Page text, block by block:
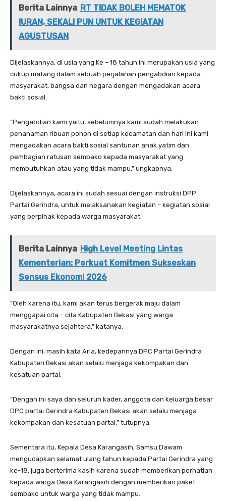
Berita Lainnya RT TIDAK BOLEH MEMATOK
IURAN, SEKALI PUN UNTUK KEGIATAN
AGUSTUSAN
Dijelaskannya, di usia yang Ke – 18 tahun ini merupakan usia yang
cukup matang dalam sebuah perjalanan pengabdian kepada
masyarakat, bangsa dan negara dengan mengadakan acara
bakti sosial.
“Pengabdian kami yaitu, sebelumnya kami sudah melakukan
penanaman ribuan pohon di setiap kecamatan dan hari ini kami
mengadakan acara bakti sosial santunan anak yatim dan
pembagian ratusan sembako kepada masyarakat yang
membutuhkan atau yang tidak mampu,” ungkapnya.
Dijelaskannya, acara ini sudah sesuai dengan instruksi DPP
Partai Gerindra, untuk melaksanakan kegiatan – kegiatan sosial
yang berpihak kepada warga masyarakat.
Berita Lainnya High Level Meeting Lintas
Kementerian: Perkuat Komitmen Sukseskan
Sensus Ekonomi 2026
“Oleh karena itu, kami akan terus bergerak maju dalam
menggapai cita – cita Kabupaten Bekasi yang warga
masyarakatnya sejahtera,” katanya.
Dengan ini, masih kata Aria, kedepannya DPC Partai Gerindra
Kabupaten Bekasi akan selalu menjaga kekompakan dan
kesatuan partai.
“Dengan ini saya dan seluruh kader, anggota dan keluarga besar
DPC partai Gerindra Kabupaten Bekasi akan selalu menjaga
kekompakan dan kesatuan partai,” tutupnya.
Sementara itu, Kepala Desa Karangasih, Samsu Dawam
mengucapkan selamat ulang tahun kepada Partai Gerindra yang
ke-18, juga berterima kasih karena sudah memberikan perhatian
kepada warga Desa Karangasih dengan memberikan paket
sembako untuk warga yang tidak mampu.